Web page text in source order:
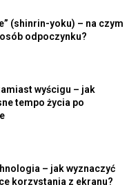
(shinrin-yoku) – na czym
odpoczynku?
wyścigu – jak
tempo życia po
– jak wyznaczyć
korzystania z ekranu?